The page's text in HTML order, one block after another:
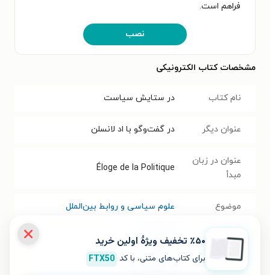
فراهم است.
نصب
مشخصات کتاب الکترونیکی
نام کتاب در ستایش سیاست
عنوان دیگر در گفت‌و‌گو با اد لانسلن
عنوان در زبان
مبدأ
Éloge de la Politique
موضوع علوم سیاسی و روابط بین‌الملل
نویسنده آلن بدیو
مترجم
٪۵۰ تخفیف ویژۀ اولین خرید
برای کتاب‌های متنی، با کد FTX50